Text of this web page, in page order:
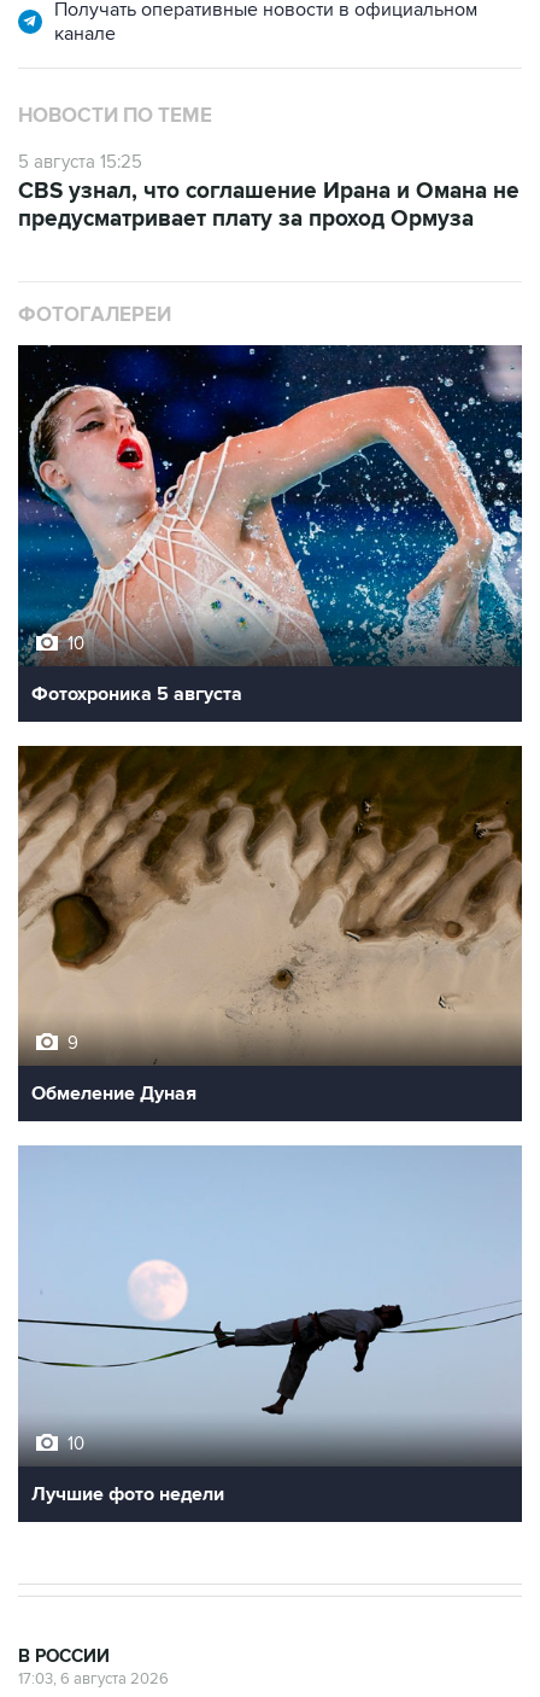
Получать оперативные новости в официальном
канале
НОВОСТИ ПО ТЕМЕ
5 августа 15:25
CBS узнал, что соглашение Ирана и Омана не
предусматривает плату за проход Ормуза
ФОТОГАЛЕРЕИ
10
Фотохроника 5 августа
9
Обмеление Дуная
10
Лучшие фото недели
В РОССИИ
17:03, 6 августа 2026